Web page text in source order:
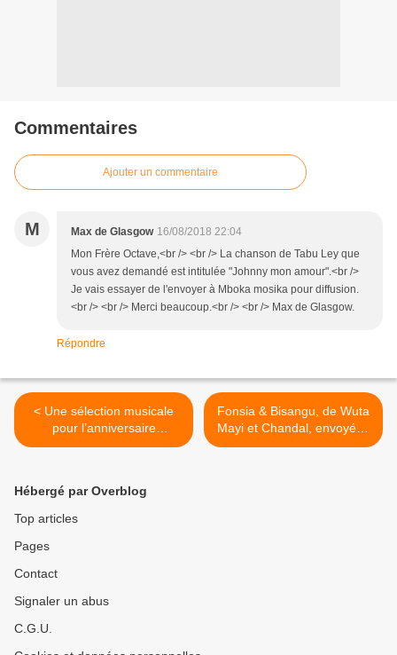
Commentaires
Ajouter un commentaire
M Max de Glasgow 16/08/2018 22:04
Mon Frère Octave,<br /> <br /> La chanson de Tabu Ley que
vous avez demandé est intitulée "Johnny mon amour".<br />
Je vais essayer de l'envoyer à Mboka mosika pour diffusion.
<br /> <br /> Merci beaucoup.<br /> <br /> Max de Glasgow.
Répondre
< Une sélection musicale
pour l’anniversaire
d’Augustin Odimba
Fonsia & Bisangu, de Wuta
Mayi et Chandal, envoyées
par David. M. >
Hébergé par Overblog
Top articles
Pages
Contact
Signaler un abus
C.G.U.